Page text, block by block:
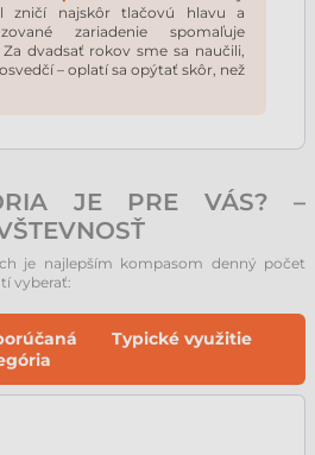
zničí najskôr tlačovú hlavu a
zariadenie spomaľuje
dvadsať rokov sme sa naučili,
– oplatí sa opýtať skôr, než
JE PRE VÁS? –
je najlepším kompasom denný počet
vyberať:
Typické využitie